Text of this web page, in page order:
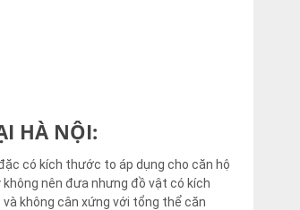
HÀ NỘI:
có kích thước to áp dụng cho căn hộ
nên đưa nhưng đồ vật có kích
không cân xứng với tổng thể căn